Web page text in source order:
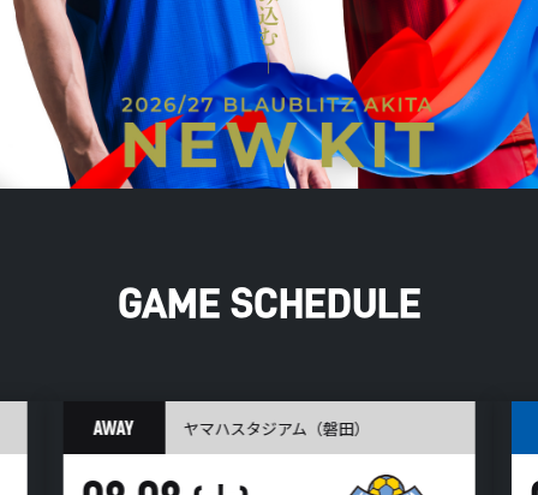
GAME SCHEDULE
AWAY ヤマハスタジアム（磐田）